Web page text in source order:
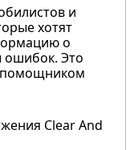
и
хотят
о
ошибок. Это
помощником
Clear And